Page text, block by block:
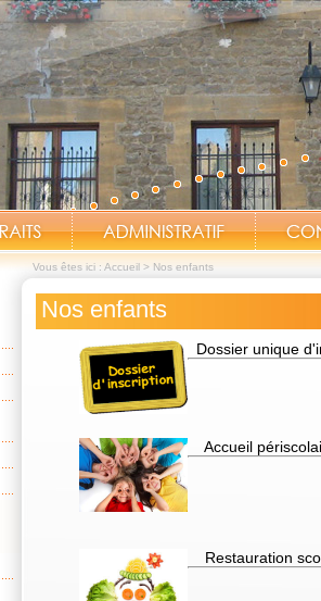
Vous êtes ici : Accueil > Nos enfants
Nos enfants
Dossier unique
Accueil
Restauration